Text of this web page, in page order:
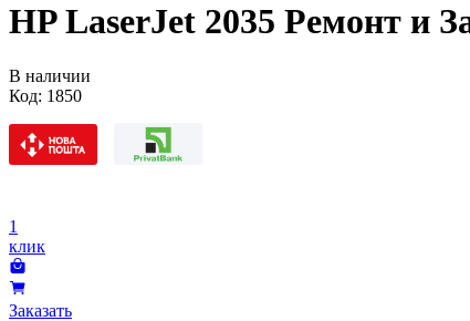
HP LaserJet 2035 Ремонт и
В наличии
Код: 1850
1
клик
Заказать